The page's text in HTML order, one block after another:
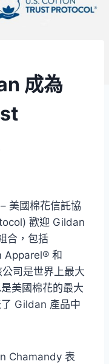
成為
美國棉花信託協
歡迎 Gildan
合，包括
Apparel® 和
司是世界上最大
美國棉花的最大
Gildan 產品中
Chamandy 表